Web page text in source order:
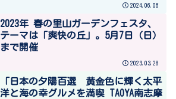
2024.06.06
2023年 春の里山ガーデンフェスタ、
テーマは「爽快の丘」。5月7日（日）
まで開催
2023.03.28
「日本の夕陽百選 黄金色に輝く太平
洋と海の幸グルメを満喫 TAOYA南志摩